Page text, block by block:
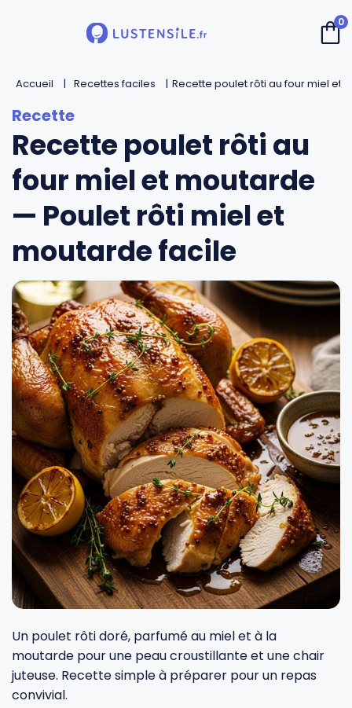
Retour
Cuillères
Spatules
Fouets
Louches
Fourches et fourchettes
Écumoires
Baguettes
Pilons
Presse-agrumes
Pinceaux
Râteaux
Rouleaux
Retour
Couteaux de chef
Couteaux d’office
Couteaux Santoku
Couteaux dentés
Couteaux à fromage
Couteaux à huîtres
Couteaux à pain
Couteaux filet de sole
Couteaux tranchelard
Éplucheurs et zesteurs
Évideurs
Couteaux de poche
Retour
Casseroles
Faitouts et cocottes
Poêles
Woks
Plats et plaques
Moules
Cercles à tarte
Couvercles
Manches et poignées
Retour
André Verdier
Mirontaine
Roger Orfèvre
Jean Dubost
Nogent
Opinel
De Buyer
Cristel
Tefal
SIF Unis
Pyrex
0
Accueil Recettes faciles Recette poulet rôti au four miel et
Recette poulet rôti au
four miel et moutarde
— Poulet rôti miel et
moutarde facile
Un poulet rôti doré, parfumé au miel et à la
moutarde pour une peau croustillante et une chair
juteuse. Recette simple à préparer pour un repas
convivial.